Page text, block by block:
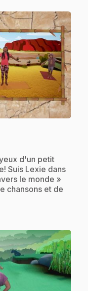
d'un petit
Suis Lexie dans
le monde »
chansons et de